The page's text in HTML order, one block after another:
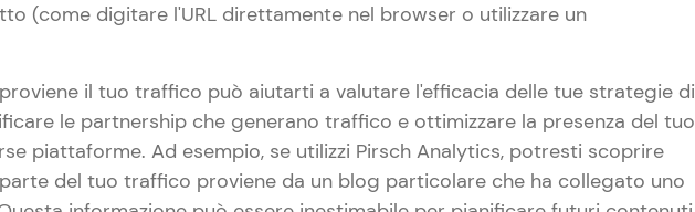
(come digitare l'URL direttamente nel browser o utilizzare un
il tuo traffico può aiutarti a valutare l'efficacia delle tue strategie di
le partnership che generano traffico e ottimizzare la presenza del tuo
piattaforme. Ad esempio, se utilizzi Pirsch Analytics, potresti scoprire
del tuo traffico proviene da un blog particolare che ha collegato uno